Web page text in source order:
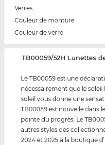
Verres
Couleur de monture
Couleur de verre
‌TB00059/52H Lunettes
Le TB00059 est une
nécessairement que le
soleil vous donne une
TB00059 est nouvelle dans
pointe du progrès. Le
autres styles des
2024 et 2025 à la boutique